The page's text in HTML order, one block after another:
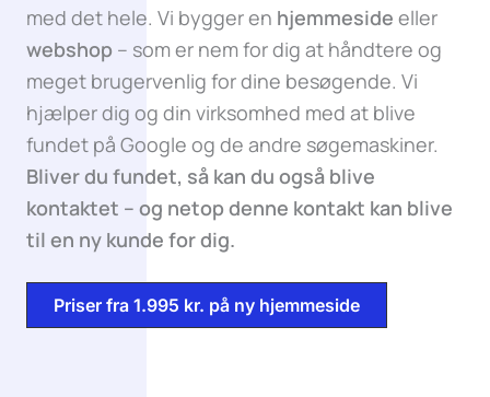
med det hele. Vi bygger en hjemmeside eller
webshop – som er nem for dig at håndtere og
meget brugervenlig for dine besøgende. Vi
hjælper dig og din virksomhed med at blive
fundet på Google og de andre søgemaskiner.
Bliver du fundet, så kan du også blive
kontaktet – og netop denne kontakt kan blive
til en ny kunde for dig.
Priser fra 1.995 kr. på ny hjemmeside